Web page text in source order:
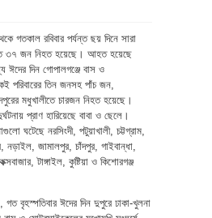
গতকাল রবিবার পর্যন্ত ছয় দিনে সারা
৩৭ জন নিহত হয়েছে। আহত হয়েছে
দিন গোপালগঞ্জে বাস ও
পরিবারের তিন জনসহ পাঁচ জন,
মধুখালীতে চারজন নিহত হয়েছে।
প্রাণ হারিয়েছে বাবা ও ছেলে।
ঘটেছে নরসিংদী, পটুয়াখালী, চট্টগ্রাম,
নড়াইল, জামালপুর, চাঁদপুর, গাইবান্ধা,
টাঙ্গাইল, কুষ্টিয়া ও কিশোরগঞ্জ
গত বৃহস্পতিবার ঈদের দিন দুপুরে ঢাকা-খুলনা